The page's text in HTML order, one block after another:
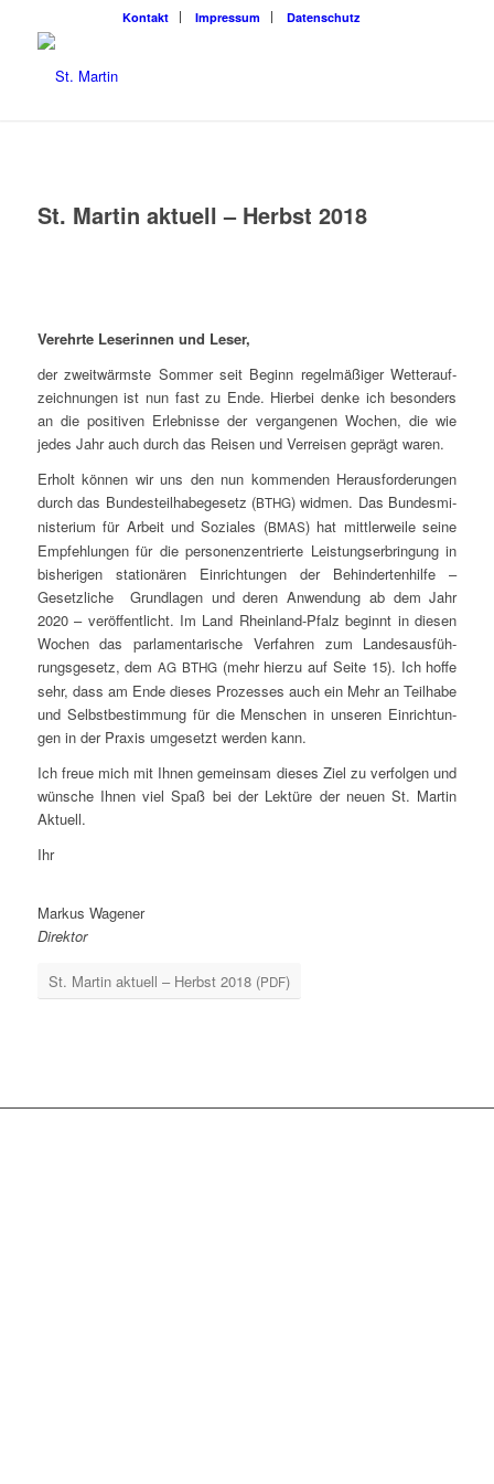
Kon­takt Impres­sum Daten­schutz
St. Mar­tin aktu­ell – Herbst 2018
Ver­ehr­te Lese­rin­nen und Leser,
der zweit­wärms­te Som­mer seit Beginn regel­mä­ßi­ger Wet­ter­auf­
zeich­nun­gen ist nun fast zu Ende. Hier­bei den­ke ich beson­ders
an die posi­ti­ven Erleb­nis­se der ver­gan­ge­nen Wochen, die wie
jedes Jahr auch durch das Rei­sen und Ver­rei­sen geprägt waren.
Erholt kön­nen wir uns den nun kom­men­den Her­aus­for­de­run­gen
durch das Bun­des­teil­ha­be­ge­setz (BTHG) wid­men. Das Bun­des­mi­
nis­te­ri­um für Arbeit und Sozia­les (BMAS) hat mitt­ler­wei­le sei­ne
Emp­feh­lun­gen für die per­so­nen­zen­trier­te Leis­tungs­er­brin­gung in
bis­he­ri­gen sta­tio­nä­ren Ein­rich­tun­gen der Behin­der­ten­hil­fe –
Gesetz­li­che Grund­la­gen und deren Anwen­dung ab dem Jahr
2020 – ver­öf­fent­licht. Im Land Rhein­land-Pfalz beginnt in die­sen
Wochen das par­la­men­ta­ri­sche Ver­fah­ren zum Lan­des­aus­füh­
rungs­ge­setz, demAG BTHG(mehr hier­zu auf Sei­te 15). Ich hof­fe
sehr, dass am Ende die­ses Pro­zes­ses auch ein Mehr an Teil­ha­be
und Selbst­be­stim­mung für die Men­schen in unse­ren Ein­rich­tun­
gen in der Pra­xis umge­setzt wer­den kann.
Ich freue mich mit Ihnen gemein­sam die­ses Ziel zu ver­fol­gen und
wün­sche Ihnen viel Spaß bei der Lek­tü­re der neu­en St. Mar­tin
Aktuell.
Ihr
Mar­kus Wagener
Direk­tor
St. Mar­tin aktu­ell – Herbst 2018 (PDF)